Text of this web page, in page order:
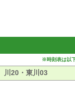
※時刻表は以
川20・東川03